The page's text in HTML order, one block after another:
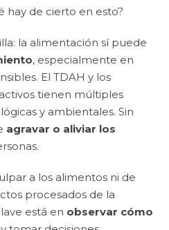
hay de cierto en esto?
la alimentación sí puede
, especialmente en
El TDAH y los
tienen múltiples
y ambientales. Sin
agravar o aliviar los
a los alimentos ni de
procesados de la
está en observar cómo